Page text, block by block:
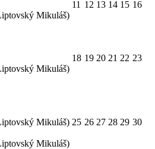
Mikuláš)
11 12 13 14 15 16
Mikuláš)
18 19 20 21 22 23
Mikuláš)
Mikuláš)
25 26 27 28 29 30